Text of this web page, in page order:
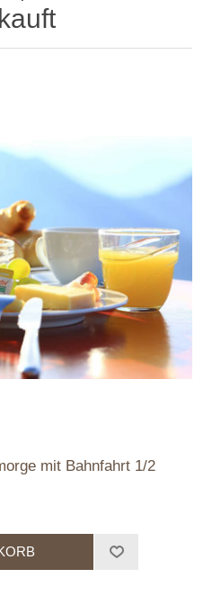
mit Bahnfahrt 1/2